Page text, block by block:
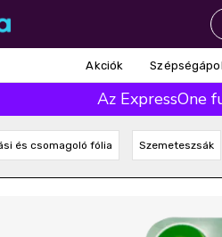
Élelmiszer
Mosogatás Takarítás
Háztartás
márkák
Akciók
Az ExpressOne
és csomagoló fólia Szemeteszsák